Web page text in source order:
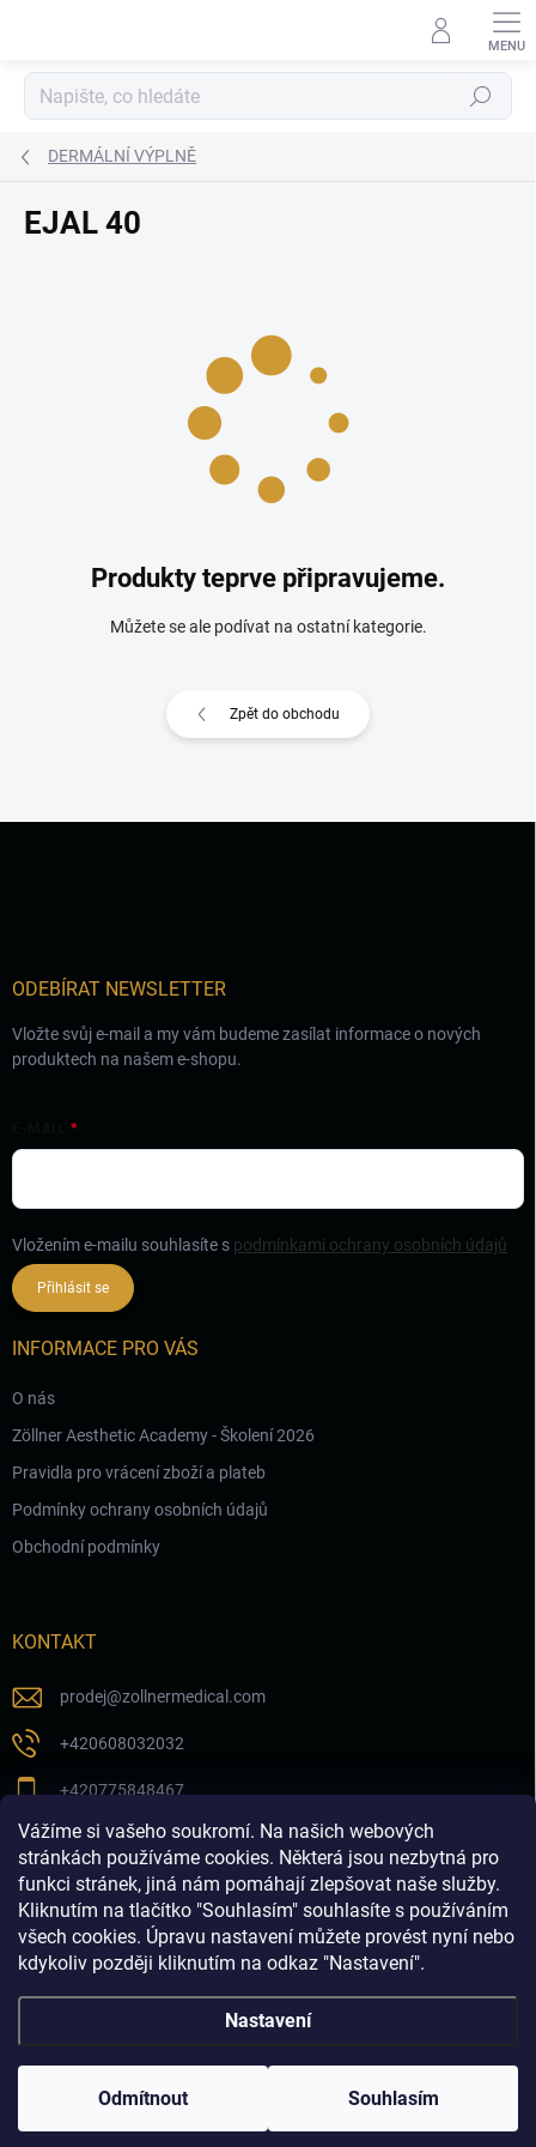
Vážíme si vašeho soukromí. Na našich webových
stránkách používáme cookies. Některá jsou nezbytná pro
funkci stránek, jiná nám pomáhají zlepšovat naše služby.
Kliknutím na tlačítko "Souhlasím" souhlasíte s používáním
všech cookies. Úpravu nastavení můžete provést nyní nebo
kdykoliv později kliknutím na odkaz "Nastavení".
Nastavení
Odmítnout Souhlasím
Hledat
DERMÁLNÍ VÝPLNĚ
EJAL 40
Produkty teprve připravujeme.
Můžete se ale podívat na ostatní kategorie.
Zpět do obchodu
ODEBÍRAT NEWSLETTER
Vložte svůj e-mail a my vám budeme zasílat informace o nových
produktech na našem e-shopu.
Vložením e-mailu souhlasíte s podmínkami ochrany osobních údajů
Přihlásit se
INFORMACE PRO VÁS
O nás
Zöllner Aesthetic Academy - Školení 2026
Pravidla pro vrácení zboží a plateb
Podmínky ochrany osobních údajů
Obchodní podmínky
KONTAKT
prodej@zollnermedical.com
+420608032032
+420775848467
Sledujte nás na našem FB profilu
zollnermedical_eu
Vytvořil Shoptet
Copyright 2026Produkty pro estetickou medicínu a
dermatologii│dermalnivyplne.cz
. Všechna práva vyhrazena.